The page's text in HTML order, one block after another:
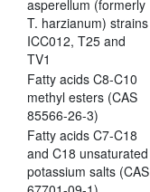
asperellum (formerly
T. harzianum) strains
ICC012, T25 and
TV1
Fatty acids C8-C10
methyl esters (CAS
85566-26-3)
Fatty acids C7-C18
and C18 unsaturated
potassium salts (CAS